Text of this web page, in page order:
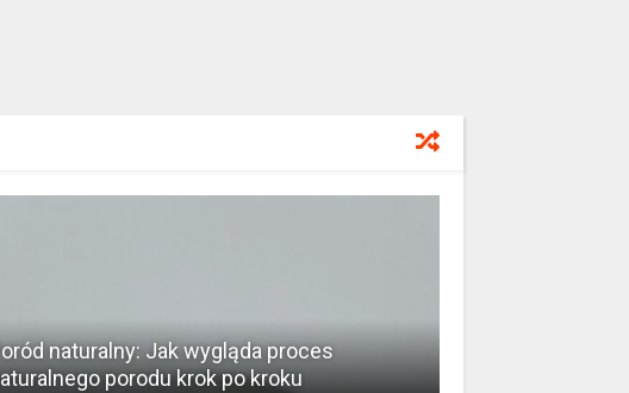
naturalny: Jak wygląda proces
porodu krok po kroku